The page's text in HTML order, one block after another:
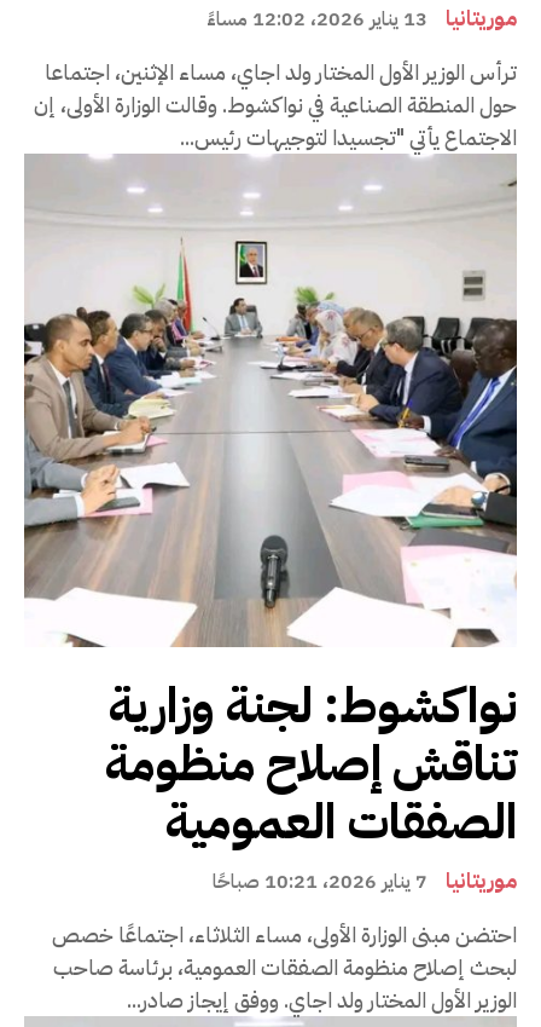
موريتانيا 13 يناير 2026، 12:02 مساءً
ترأس الوزير الأول المختار ولد اجاي، مساء الإثنين، اجتماعا
حول المنطقة الصناعية في نواكشوط. وقالت الوزارة الأولى، إن
الاجتماع يأتي "تجسيدا لتوجيهات رئيس...
نواكشوط: لجنة وزارية
تناقش إصلاح منظومة
الصفقات العمومية
موريتانيا 7 يناير 2026، 10:21 صباحًا
احتضن مبنى الوزارة الأولى، مساء الثلاثاء، اجتماعًا خصص
لبحث إصلاح منظومة الصفقات العمومية، برئاسة صاحب
الوزير الأول المختار ولد اجاي. ووفق إيجاز صادر...